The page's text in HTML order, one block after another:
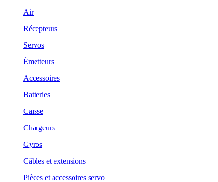
Air
Récepteurs
Servos
Émetteurs
Accessoires
Batteries
Caisse
Chargeurs
Gyros
Câbles et extensions
Pièces et accessoires servo